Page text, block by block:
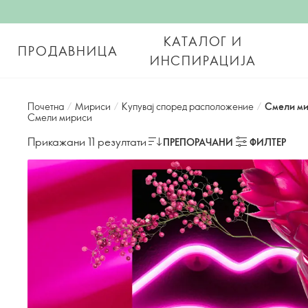
ПРОДАВНИЦА
КАТАЛОГ И
ИНСПИРАЦИЈА
Почетна / Мириси / Купувај според расположение / Смели
Смели мириси
Прикажани 11 резултати ПРЕПОРАЧАНИ ФИЛТЕР